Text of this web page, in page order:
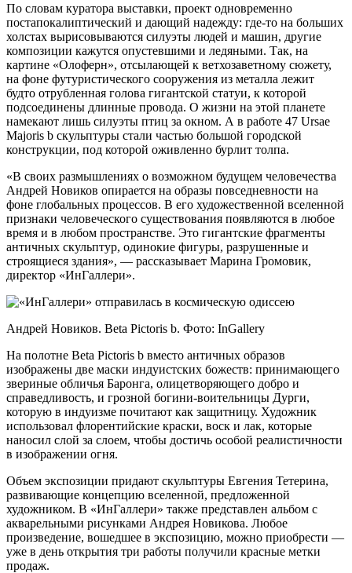
По словам куратора выставки, проект одновременно
постапокалиптический и дающий надежду: где-то на больших
холстах вырисовываются силуэты людей и машин, другие
композиции кажутся опустевшими и ледяными. Так, на
картине «Олоферн», отсылающей к ветхозаветному сюжету,
на фоне футуристического сооружения из металла лежит
будто отрубленная голова гигантской статуи, к которой
подсоединены длинные провода. О жизни на этой планете
намекают лишь силуэты птиц за окном. А в работе 47 Ursae
Majoris b скульптуры стали частью большой городской
конструкции, под которой оживленно бурлит толпа.
«В своих размышлениях о возможном будущем человечества
Андрей Новиков опирается на образы повседневности на
фоне глобальных процессов. В его художественной вселенной
признаки человеческого существования появляются в любое
время и в любом пространстве. Это гигантские фрагменты
античных скульптур, одинокие фигуры, разрушенные и
строящиеся здания», — рассказывает Марина Громовик,
директор «ИнГаллери».
Андрей Новиков. Beta Pictoris b. Фото: InGallery
На полотне Beta Pictoris b вместо античных образов
изображены две маски индуистских божеств: принимающего
звериные обличья Баронга, олицетворяющего добро и
справедливость, и грозной богини-воительницы Дурги,
которую в индуизме почитают как защитницу. Художник
использовал флорентийские краски, воск и лак, которые
наносил слой за слоем, чтобы достичь особой реалистичности
в изображении огня.
Объем экспозиции придают скульптуры Евгения Тетерина,
развивающие концепцию вселенной, предложенной
художником. В «ИнГаллери» также представлен альбом с
акварельными рисунками Андрея Новикова. Любое
произведение, вошедшее в экспозицию, можно приобрести —
уже в день открытия три работы получили красные метки
продаж.